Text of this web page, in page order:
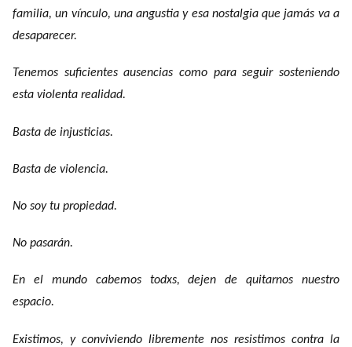
familia, un vínculo, una angustia y esa nostalgia que jamás va a
desaparecer.
Tenemos suficientes ausencias como para seguir sosteniendo
esta violenta realidad.
Basta de injusticias.
Basta de violencia.
No soy tu propiedad.
No pasarán.
En el mundo cabemos todxs, dejen de quitarnos nuestro
espacio.
Existimos, y conviviendo libremente nos resistimos contra la